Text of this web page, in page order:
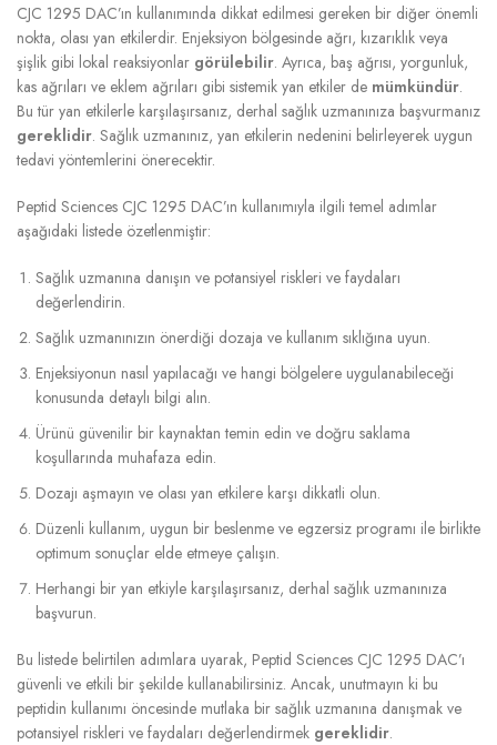
CJC 1295 DAC’ın kullanımında dikkat edilmesi gereken bir diğer önemli
nokta, olası yan etkilerdir. Enjeksiyon bölgesinde ağrı, kızarıklık veya
şişlik gibi lokal reaksiyonlar görülebilir. Ayrıca, baş ağrısı, yorgunluk,
kas ağrıları ve eklem ağrıları gibi sistemik yan etkiler de mümkündür.
Bu tür yan etkilerle karşılaşırsanız, derhal sağlık uzmanınıza başvurmanız
gereklidir. Sağlık uzmanınız, yan etkilerin nedenini belirleyerek uygun
tedavi yöntemlerini önerecektir.
Peptid Sciences CJC 1295 DAC’ın kullanımıyla ilgili temel adımlar
aşağıdaki listede özetlenmiştir:
Sağlık uzmanına danışın ve potansiyel riskleri ve faydaları
değerlendirin.
Sağlık uzmanınızın önerdiği dozaja ve kullanım sıklığına uyun.
Enjeksiyonun nasıl yapılacağı ve hangi bölgelere uygulanabileceği
konusunda detaylı bilgi alın.
Ürünü güvenilir bir kaynaktan temin edin ve doğru saklama
koşullarında muhafaza edin.
Dozajı aşmayın ve olası yan etkilere karşı dikkatli olun.
Düzenli kullanım, uygun bir beslenme ve egzersiz programı ile birlikte
optimum sonuçlar elde etmeye çalışın.
Herhangi bir yan etkiyle karşılaşırsanız, derhal sağlık uzmanınıza
başvurun.
Bu listede belirtilen adımlara uyarak, Peptid Sciences CJC 1295 DAC’ı
güvenli ve etkili bir şekilde kullanabilirsiniz. Ancak, unutmayın ki bu
peptidin kullanımı öncesinde mutlaka bir sağlık uzmanına danışmak ve
potansiyel riskleri ve faydaları değerlendirmek gereklidir.